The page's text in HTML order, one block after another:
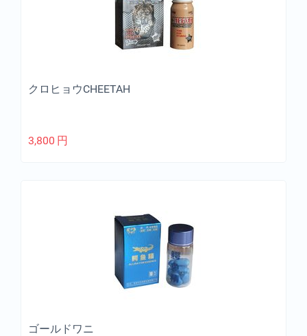
クロヒョウCHEETAH
3,800 円
ゴールドワニ